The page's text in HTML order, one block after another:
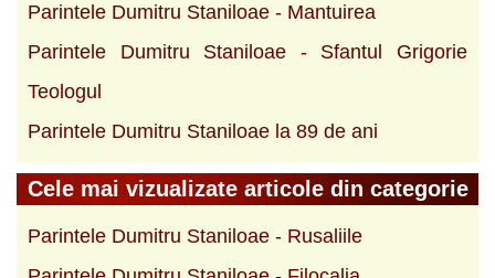
Parintele Dumitru Staniloae - Mantuirea
Parintele Dumitru Staniloae - Sfantul Grigorie
Teologul
Parintele Dumitru Staniloae la 89 de ani
Cele mai vizualizate articole din categorie
Parintele Dumitru Staniloae - Rusaliile